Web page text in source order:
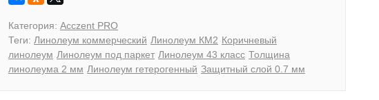
Категория: Acczent PRO
Теги: Линолеум коммерческий Линолеум КМ2 Коричневый
линолеум Линолеум под паркет Линолеум 43 класс Толщина
линолеума 2 мм Линолеум гетерогенный Защитный слой 0.7 мм